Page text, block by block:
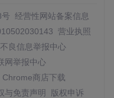
经营性网站备案信息
营业执照
良信息举报中心
网举报中心
Chrome商店下载
与免责声明
版权申诉